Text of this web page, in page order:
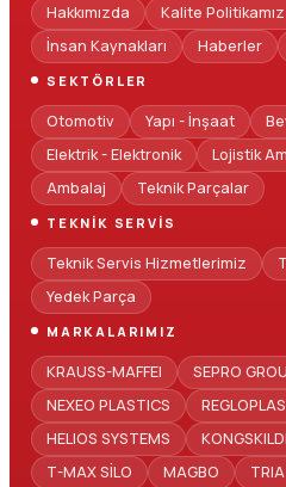
Hakkımızda Kalite Politikamız
İnsan Kaynakları
Haberler
SEKTÖRLER
Otomotiv Yapı - İnşaat
Elektrik - Elektronik
Lojistik
Ambalaj
Teknik Parçalar
TEKNIK SERVIS
Teknik Servis Hizmetlerimiz
Yedek Parça
MARKALARIMIZ
KRAUSS-MAFFEI SEPRO
NEXEO PLASTICS
REGLOPLAS
HELIOS SYSTEMS
T-MAX SİLO
MAGBO